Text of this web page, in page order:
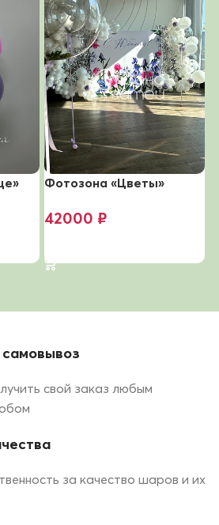
Фотозона «Цветы»
42000 ₽
свой заказ любым
за качество шаров и их